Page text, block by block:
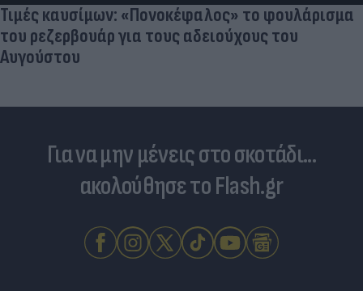
Τιμές καυσίμων: «Πονοκέφαλος» το φουλάρισμα
του ρεζερβουάρ για τους αδειούχους του
Αυγούστου
Για να μην μένεις στο σκοτάδι...
ακολούθησε το Flash.gr